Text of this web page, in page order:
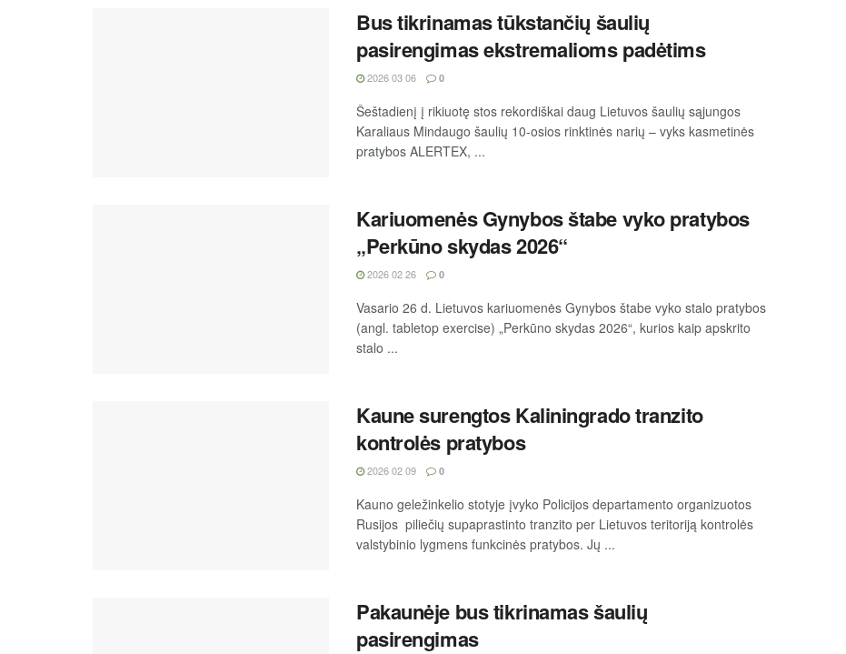
Bus tikrinamas tūkstančių šaulių
pasirengimas ekstremalioms padėtims
2026 03 06 0
Šeštadienį į rikiuotę stos rekordiškai daug Lietuvos šaulių sąjungos
Karaliaus Mindaugo šaulių 10-osios rinktinės narių – vyks kasmetinės
pratybos ALERTEX, ...
Kariuomenės Gynybos štabe vyko pratybos
„Perkūno skydas 2026“
2026 02 26 0
Vasario 26 d. Lietuvos kariuomenės Gynybos štabe vyko stalo pratybos
(angl. tabletop exercise) „Perkūno skydas 2026“, kurios kaip apskrito
stalo ...
Kaune surengtos Kaliningrado tranzito
kontrolės pratybos
2026 02 09 0
Kauno geležinkelio stotyje įvyko Policijos departamento organizuotos
Rusijos piliečių supaprastinto tranzito per Lietuvos teritoriją kontrolės
valstybinio lygmens funkcinės pratybos. Jų ...
Pakaunėje bus tikrinamas šaulių
pasirengimas